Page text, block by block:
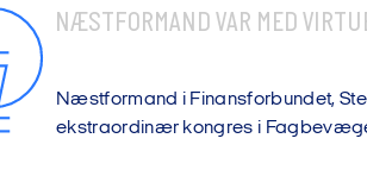
NÆSTFORMAND VAR MED
Næstformand i Finansforbundet,
ekstraordinær kongres i